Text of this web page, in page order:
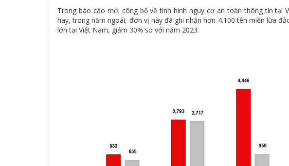
Trong báo cáo mới công bố về tình hình nguy cơ an toàn thông tin tại
hay, trong năm ngoái, đơn vị này đã ghi nhận hơn 4.100 tên miền lừa
lớn tại Việt Nam, giảm 30% so với năm 2023.